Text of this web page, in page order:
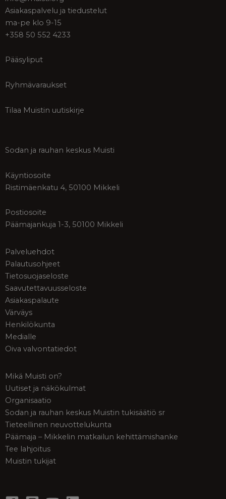
Asiakaspalvelu ja tiedustelut
ma-pe klo 9-15
+358 50 552 4233
Pääsyliput
Ryhmävaraukset
Tilaa Muistin uutiskirje
Sodan ja rauhan keskus Muisti
Käyntiosoite
Ristimäenkatu 4, 50100 Mikkeli
Postiosoite
Päämajankuja 1-3, 50100 Mikkeli
Palveluehdot
Palautusohjeet
Tietosuojaseloste
Saavutettavuusseloste
Asiakaspalaute
Värväys
Henkilökunta
Medialle
Oiva valvontatiedot
Mikä Muisti on?
Uutiset ja näkökulmat
Organisaatio
Sodan ja rauhan keskus Muistin tukisäätiö sr
Tieteellinen neuvottelukunta
Päämaja – Mikkelin matkailun kehittämishanke
Tee lahjoitus
Muistin tukijat